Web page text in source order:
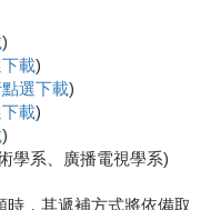
)
載)
選下載)
載)
)
學系、廣播電視學系)
，其遞補方式將依備取